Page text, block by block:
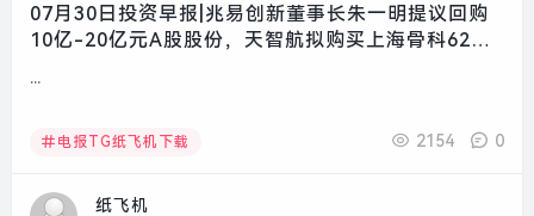
07月30日投资早报|兆易创新董事长朱一明提议回购
10亿-20亿元A股股份，天智航拟购买上海骨科62%
...
电报TG纸飞机下载 2154 0
纸飞机